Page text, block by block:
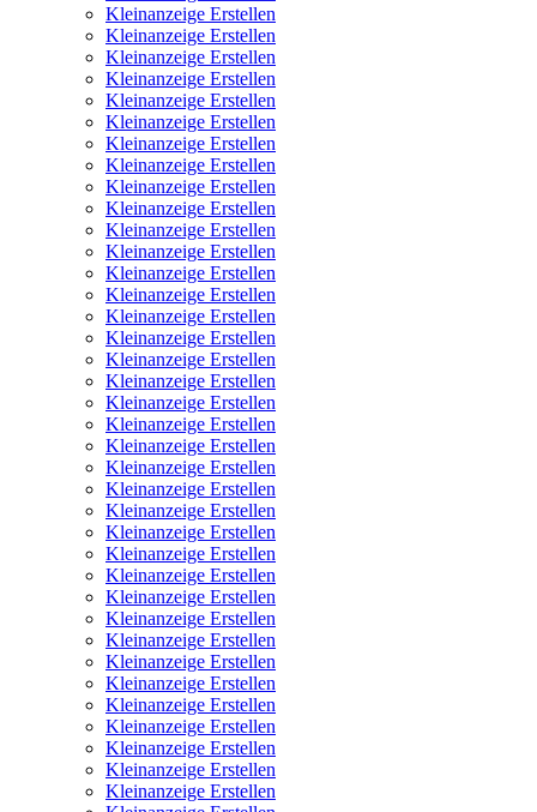
Kleinanzeige Erstellen
Kleinanzeige Erstellen
Kleinanzeige Erstellen
Kleinanzeige Erstellen
Kleinanzeige Erstellen
Kleinanzeige Erstellen
Kleinanzeige Erstellen
Kleinanzeige Erstellen
Kleinanzeige Erstellen
Kleinanzeige Erstellen
Kleinanzeige Erstellen
Kleinanzeige Erstellen
Kleinanzeige Erstellen
Kleinanzeige Erstellen
Kleinanzeige Erstellen
Kleinanzeige Erstellen
Kleinanzeige Erstellen
Kleinanzeige Erstellen
Kleinanzeige Erstellen
Kleinanzeige Erstellen
Kleinanzeige Erstellen
Kleinanzeige Erstellen
Kleinanzeige Erstellen
Kleinanzeige Erstellen
Kleinanzeige Erstellen
Kleinanzeige Erstellen
Kleinanzeige Erstellen
Kleinanzeige Erstellen
Kleinanzeige Erstellen
Kleinanzeige Erstellen
Kleinanzeige Erstellen
Kleinanzeige Erstellen
Kleinanzeige Erstellen
Kleinanzeige Erstellen
Kleinanzeige Erstellen
Kleinanzeige Erstellen
Kleinanzeige Erstellen